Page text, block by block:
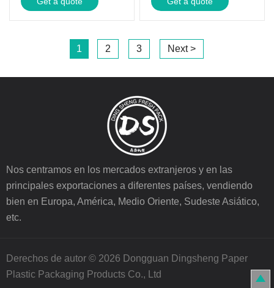
1 2 3 Next >
Nos centramos en los mercados extranjeros y en las
principales exportaciones a diferentes países, vendiendo
bien en Europa, América, Medio Oriente, Sudeste Asiático,
etc.
Derechos de autor © 2026 Dongguan Dingsheng Paper
Plastic Packaging Products Co., Ltd